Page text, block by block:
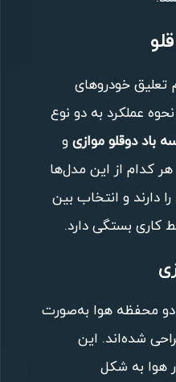
تعلیق خودروهای
عملکرد به دو نوع
باد دوقلو موازی و
هر کدام از این مدل‌ها
دارند و انتخاب بین
کاری بستگی دارد.
دو محفظه هوا به‌صورت
شده‌اند. این
هوا به شکل